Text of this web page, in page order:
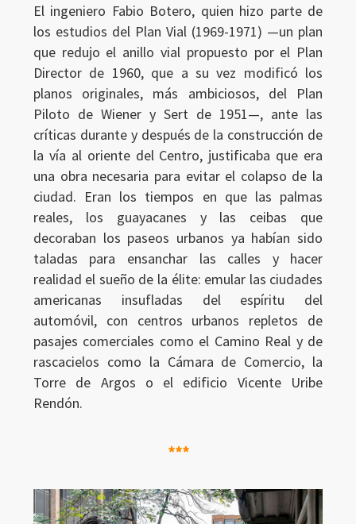
El ingeniero Fabio Botero, quien hizo parte de
los estudios del Plan Vial (1969-1971) —un plan
que redujo el anillo vial propuesto por el Plan
Director de 1960, que a su vez modificó los
planos originales, más ambiciosos, del Plan
Piloto de Wiener y Sert de 1951—, ante las
críticas durante y después de la construcción de
la vía al oriente del Centro, justificaba que era
una obra necesaria para evitar el colapso de la
ciudad. Eran los tiempos en que las palmas
reales, los guayacanes y las ceibas que
decoraban los paseos urbanos ya habían sido
taladas para ensanchar las calles y hacer
realidad el sueño de la élite: emular las ciudades
americanas insufladas del espíritu del
automóvil, con centros urbanos repletos de
pasajes comerciales como el Camino Real y de
rascacielos como la Cámara de Comercio, la
Torre de Argos o el edificio Vicente Uribe
Rendón.
***